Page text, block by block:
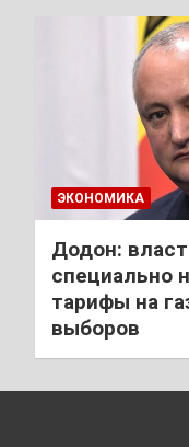
ЭКОНОМИКА
Додон:
специально
тарифы на
выборов